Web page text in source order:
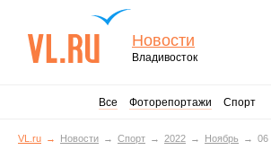
Новости
Владивосток
Все Фоторепортажи Спорт
VL.ru Новости Спорт 2022 Ноябрь 06